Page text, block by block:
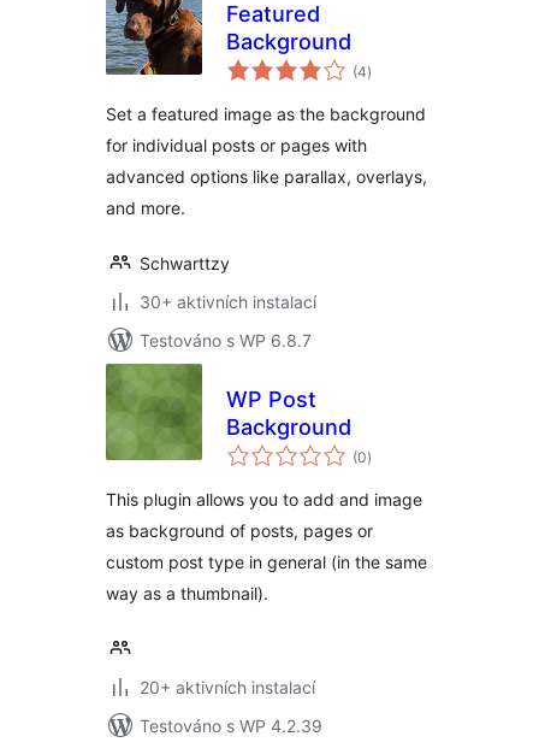
Featured
Background
(4celkové
hodnocení
)
Set a featured image as the background
for individual posts or pages with
advanced options like parallax, overlays,
and more.
Schwarttzy
30+ aktivních instalací
Testováno s WP 6.8.7
WP Post
Background
(0celkové
hodnocení
)
This plugin allows you to add and image
as background of posts, pages or
custom post type in general (in the same
way as a thumbnail).
20+ aktivních instalací
Testováno s WP 4.2.39